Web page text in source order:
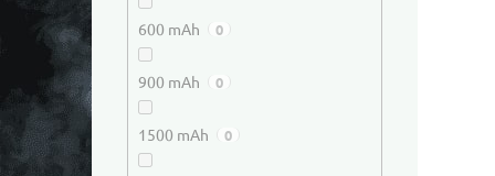
600 mAh 0
900 mAh 0
1500 mAh 0